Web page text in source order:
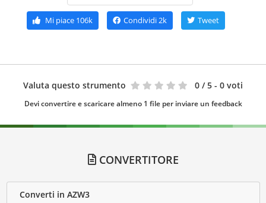
Mi piace 106k Condividi 2k Tweet
Valuta questo strumento 0 / 5 - 0 voti
Devi convertire e scaricare almeno 1 file per inviare un feedback
CONVERTITORE
Converti in AZW3